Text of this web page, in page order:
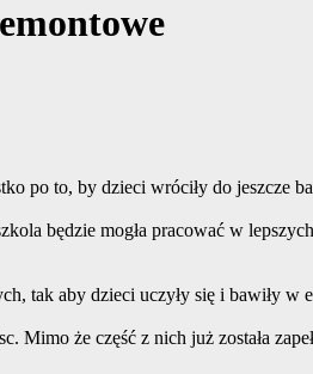
po to, by dzieci wróciły do jeszcze
będzie mogła pracować w
tak aby dzieci uczyły się i bawiły w
że część z nich już została